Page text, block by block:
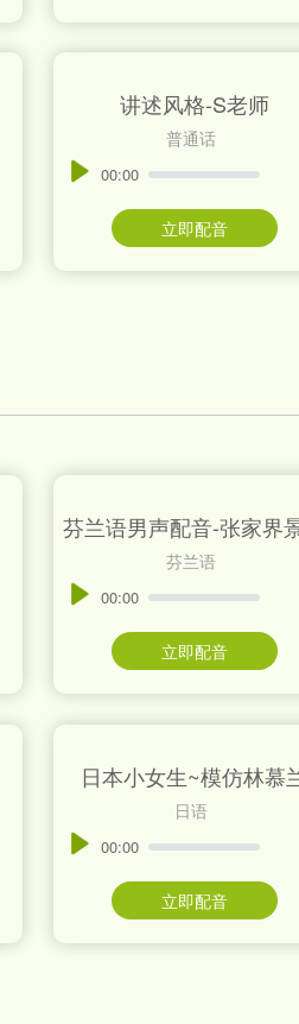
讲述风格-S老师
普通话
00:00
立即配音
芬兰语男声配音-张家界
芬兰语
00:00
立即配音
日本小女生~模仿林慕
日语
00:00
立即配音